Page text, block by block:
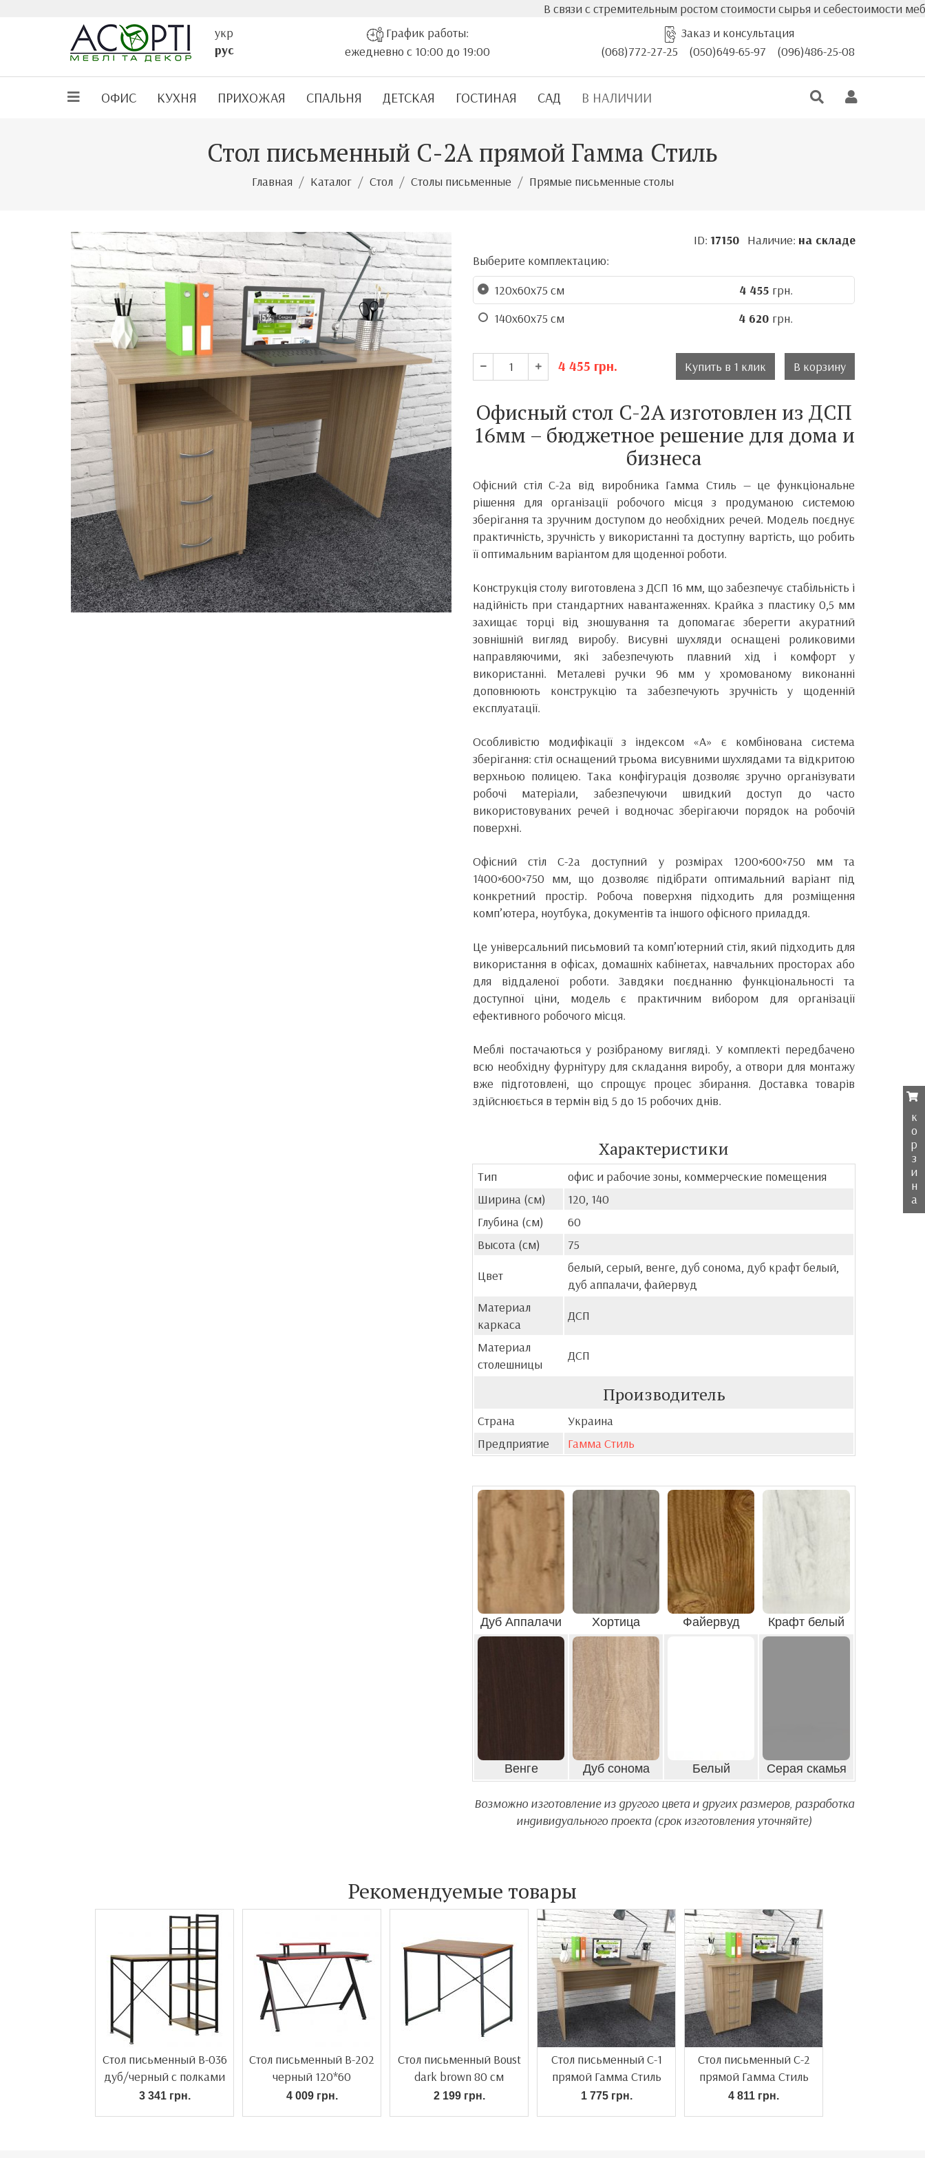
В связи с стремительным ростом стоимости сырья и себестоимости мебели
укр
рус
График работы:
ежедневно с 10:00 до 19:00
Заказ и консультация
(068)772-27-25
(050)649-65-97 (096)486-25-08
ОФИС КУХНЯ ПРИХОЖАЯ СПАЛЬНЯ ДЕТСКАЯ ГОСТИНАЯ САД В НАЛИЧИИ
Стол письменный С-2А прямой Гамма Стиль
Главная Каталог Стол Столы письменные Прямые письменные столы
ID: 17150Наличие: на складе
Выберите комплектацию:
120х60х75 см
4 455 грн.
140х60х75 см
4 620 грн.
4 455 грн. Купить в 1 клик В корзину
Офисный стол C-2A изготовлен из ДСП
16мм – бюджетное решение для дома и
бизнеса
Офісний стіл С-2а від виробника Гамма Стиль — це функціональне
рішення для організації робочого місця з продуманою системою
зберігання та зручним доступом до необхідних речей. Модель поєднує
практичність, зручність у використанні та доступну вартість, що робить
її оптимальним варіантом для щоденної роботи.
Конструкція столу виготовлена з ДСП 16 мм, що забезпечує стабільність і
надійність при стандартних навантаженнях. Крайка з пластику 0,5 мм
захищає торці від зношування та допомагає зберегти акуратний
зовнішній вигляд виробу. Висувні шухляди оснащені роликовими
направляючими, які забезпечують плавний хід і комфорт у
використанні. Металеві ручки 96 мм у хромованому виконанні
доповнюють конструкцію та забезпечують зручність у щоденній
експлуатації.
Особливістю модифікації з індексом «А» є комбінована система
зберігання: стіл оснащений трьома висувними шухлядами та відкритою
верхньою полицею. Така конфігурація дозволяє зручно організувати
робочі матеріали, забезпечуючи швидкий доступ до часто
використовуваних речей і водночас зберігаючи порядок на робочій
поверхні.
Офісний стіл С-2а доступний у розмірах 1200×600×750 мм та
1400×600×750 мм, що дозволяє підібрати оптимальний варіант під
конкретний простір. Робоча поверхня підходить для розміщення
комп’ютера, ноутбука, документів та іншого офісного приладдя.
Це універсальний письмовий та комп’ютерний стіл, який підходить для
використання в офісах, домашніх кабінетах, навчальних просторах або
для віддаленої роботи. Завдяки поєднанню функціональності та
доступної ціни, модель є практичним вибором для організації
ефективного робочого місця.
Меблі постачаються у розібраному вигляді. У комплекті передбачено
всю необхідну фурнітуру для складання виробу, а отвори для монтажу
вже підготовлені, що спрощує процес збирання. Доставка товарів
здійснюється в термін від 5 до 15 робочих днів.
Характеристики
Тип
офис и рабочие зоны, коммерческие помещения
Ширина (см)
120, 140
Глубина (см)
60
Высота (см)
75
Цвет
белый, серый, венге, дуб сонома, дуб крафт белый,
дуб аппалачи, файервуд
Материал
каркаса
ДСП
Материал
столешницы
ДСП
Производитель
Страна
Украина
Предприятие
Гамма Стиль
Дуб Аппалачи Хортица Файервуд Крафт белый
Венге Дуб сонома Белый Серая скамья
Возможно изготовление из другого цвета и других размеров, разработка
индивидуального проекта (срок изготовления уточняйте)
Рекомендуемые товары
Стол письменный B-036
дуб/черный с полками
3 341 грн.
Стол письменный B-202
черный 120*60
4 009 грн.
Стол письменный Boust
dark brown 80 см
2 199 грн.
Стол письменный С-1
прямой Гамма Стиль
1 775 грн.
Стол письменный С-2
прямой Гамма Стиль
4 811 грн.
к
о
р
з
и
н
а